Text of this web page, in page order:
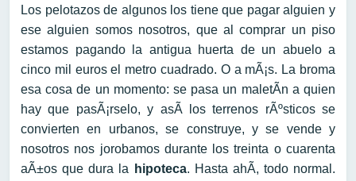
Los pelotazos de algunos los tiene que pagar alguien y
ese alguien somos nosotros, que al comprar un piso
estamos pagando la antigua huerta de un abuelo a
cinco mil euros el metro cuadrado. O a mÃ¡s. La broma
esa cosa de un momento: se pasa un maletÃ­n a quien
hay que pasÃ¡rselo, y asÃ­ los terrenos rÃºsticos se
convierten en urbanos, se construye, y se vende y
nosotros nos jorobamos durante los treinta o cuarenta
aÃ±os que dura la hipoteca. Hasta ahÃ­, todo normal.